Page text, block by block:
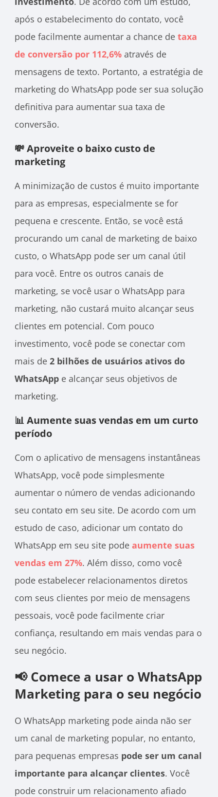
após o estabelecimento do contato, você
pode facilmente aumentar a chance de taxa
de conversão por 112,6% através de
mensagens de texto. Portanto, a estratégia de
marketing do WhatsApp pode ser sua solução
definitiva para aumentar sua taxa de
conversão.
💸 Aproveite o baixo custo de
marketing
A minimização de custos é muito importante
para as empresas, especialmente se for
pequena e crescente. Então, se você está
procurando um canal de marketing de baixo
custo, o WhatsApp pode ser um canal útil
para você. Entre os outros canais de
marketing, se você usar o WhatsApp para
marketing, não custará muito alcançar seus
clientes em potencial. Com pouco
investimento, você pode se conectar com
mais de 2 bilhões de usuários ativos do
WhatsApp e alcançar seus objetivos de
marketing.
📊 Aumente suas vendas em um curto
período
Com o aplicativo de mensagens instantâneas
WhatsApp, você pode simplesmente
aumentar o número de vendas adicionando
seu contato em seu site. De acordo com um
estudo de caso, adicionar um contato do
WhatsApp em seu site pode aumente suas
vendas em 27%. Além disso, como você
pode estabelecer relacionamentos diretos
com seus clientes por meio de mensagens
pessoais, você pode facilmente criar
confiança, resultando em mais vendas para o
seu negócio.
📢 Comece a usar o WhatsApp
Marketing para o seu negócio
O WhatsApp marketing pode ainda não ser
um canal de marketing popular, no entanto,
para pequenas empresas pode ser um canal
importante para alcançar clientes. Você
pode construir um relacionamento afiado